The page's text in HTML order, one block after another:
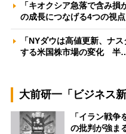
「キオクシア急落で含み
の成長につなげる4つの
「NYダウは高値更新、ナ
する米国株市場の変化 半
大前研一「ビジネス
「イラン戦
の批判が強ま